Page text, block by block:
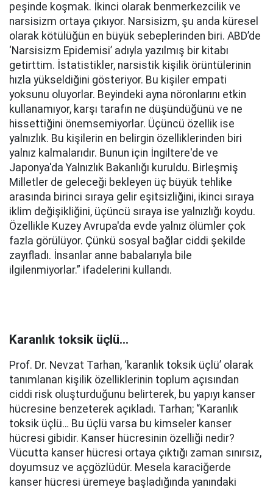
peşinde koşmak. İkinci olarak benmerkezcilik ve
narsisizm ortaya çıkıyor. Narsisizm, şu anda küresel
olarak kötülüğün en büyük sebeplerinden biri. ABD’de
‘Narsisizm Epidemisi’ adıyla yazılmış bir kitabı
getirttim. İstatistikler, narsistik kişilik örüntülerinin
hızla yükseldiğini gösteriyor. Bu kişiler empati
yoksunu oluyorlar. Beyindeki ayna nöronlarını etkin
kullanamıyor, karşı tarafın ne düşündüğünü ve ne
hissettiğini önemsemiyorlar. Üçüncü özellik ise
yalnızlık. Bu kişilerin en belirgin özelliklerinden biri
yalnız kalmalarıdır. Bunun için İngiltere'de ve
Japonya'da Yalnızlık Bakanlığı kuruldu. Birleşmiş
Milletler de geleceği bekleyen üç büyük tehlike
arasında birinci sıraya gelir eşitsizliğini, ikinci sıraya
iklim değişikliğini, üçüncü sıraya ise yalnızlığı koydu.
Özellikle Kuzey Avrupa'da evde yalnız ölümler çok
fazla görülüyor. Çünkü sosyal bağlar ciddi şekilde
zayıfladı. İnsanlar anne babalarıyla bile
ilgilenmiyorlar.” ifadelerini kullandı.
Karanlık toksik üçlü…
Prof. Dr. Nevzat Tarhan, ‘karanlık toksik üçlü’ olarak
tanımlanan kişilik özelliklerinin toplum açısından
ciddi risk oluşturduğunu belirterek, bu yapıyı kanser
hücresine benzeterek açıkladı. Tarhan; “Karanlık
toksik üçlü… Bu üçlü varsa bu kimseler kanser
hücresi gibidir. Kanser hücresinin özelliği nedir?
Vücutta kanser hücresi ortaya çıktığı zaman sınırsız,
doyumsuz ve açgözlüdür. Mesela karaciğerde
kanser hücresi üremeye başladığında yanındaki